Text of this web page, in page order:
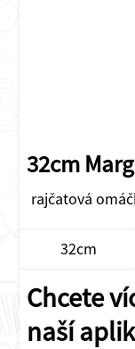
32cm
rajčatová
32cm
Chcete
naší